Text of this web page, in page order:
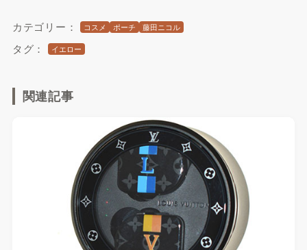
カテゴリー： コスメ ポーチ 藤田ニコル
タグ： イエロー
関連記事